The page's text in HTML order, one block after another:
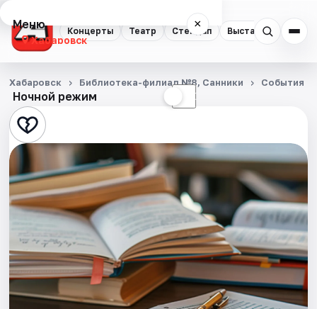
Концерты Театр Стендап Выставки
Меню ×
Хабаровск
Концерты
Театр
Стендап
Выставки
Экскурсии
Спорт
События
Ночной режим ☾
Хабаровск Библиотека-филиал №8, Санники События